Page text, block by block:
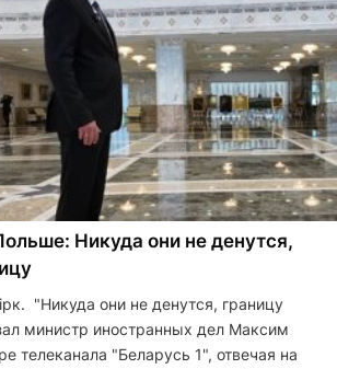
Никуда они не денутся,
"Никуда они не денутся, границу
министр иностранных дел Максим
телеканала "Беларусь 1", отвечая на